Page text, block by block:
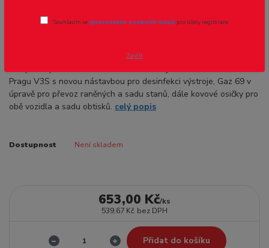
Pragu V3S s novou nástavbou pro desinfekci výstroje, Gaz 69 v
úpravě pro převoz raněných a sadu stanů, dále kovové osičky pro
obě vozidla a sadu obtisků. celý popis
Dostupnost Není skladem
653,00 Kč/ks
539,67 Kč bez DPH
Přidat do košíku
Souhlasím se zpracováním osobních údajů pro účely registrace.
Zavřít